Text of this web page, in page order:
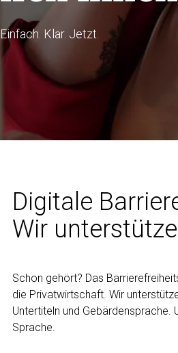
Klar. Jetzt.
Digitale
Wir
Schon gehört? Das
die Privatwirtschaft. Wir
Untertiteln und Gebärdensprache.
Sprache.